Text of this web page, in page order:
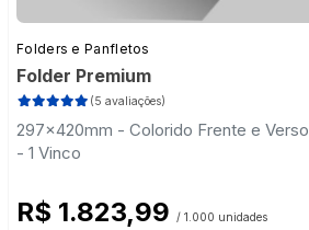
Folders e Panfletos
Folder Premium
(5 avaliações)
297x420mm - Colorido Frente e Verso
- 1 Vinco
R$ 1.823,99 / 1.000 unidades